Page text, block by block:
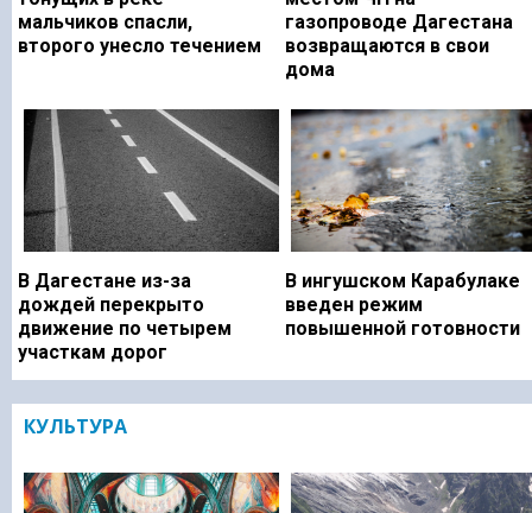
мальчиков спасли,
второго унесло течением
газопроводе Дагестана
возвращаются в свои
дома
В Дагестане из-за
дождей перекрыто
движение по четырем
участкам дорог
В ингушском Карабулаке
введен режим
повышенной готовности
КУЛЬТУРА